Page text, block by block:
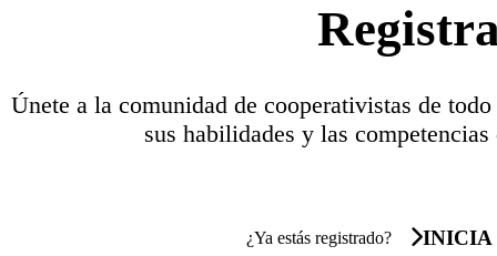
Únete a la comunidad de cooperativistas de
sus habilidades y las
¿Ya estás registrado? INICIA